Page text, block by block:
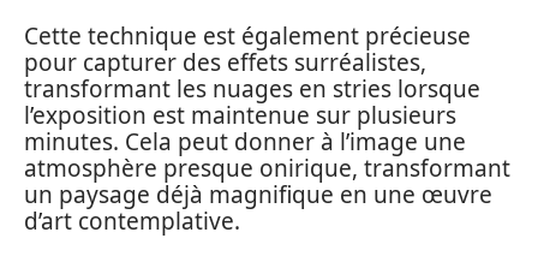
Cette technique est également précieuse
pour capturer des effets surréalistes,
transformant les nuages en stries lorsque
l’exposition est maintenue sur plusieurs
minutes. Cela peut donner à l’image une
atmosphère presque onirique, transformant
un paysage déjà magnifique en une œuvre
d’art contemplative.